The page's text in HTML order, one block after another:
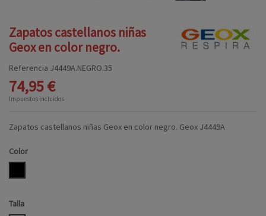
Zapatos castellanos niñas
Geox en color negro.
Referencia J4449A.NEGRO.35
74,95 €
Impuestos incluidos
Zapatos castellanos niñas Geox en color negro. Geox J4449A
Color
Talla